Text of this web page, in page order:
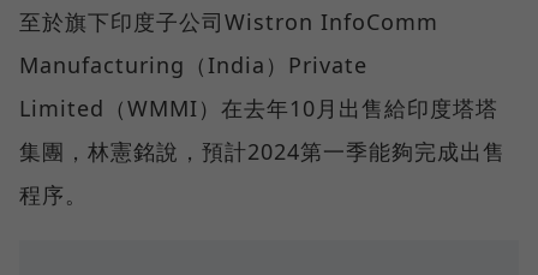
至於旗下印度子公司Wistron InfoComm
Manufacturing（India）Private
Limited（WMMI）在去年10月出售給印度塔塔
集團，林憲銘說，預計2024第一季能夠完成出售
程序。